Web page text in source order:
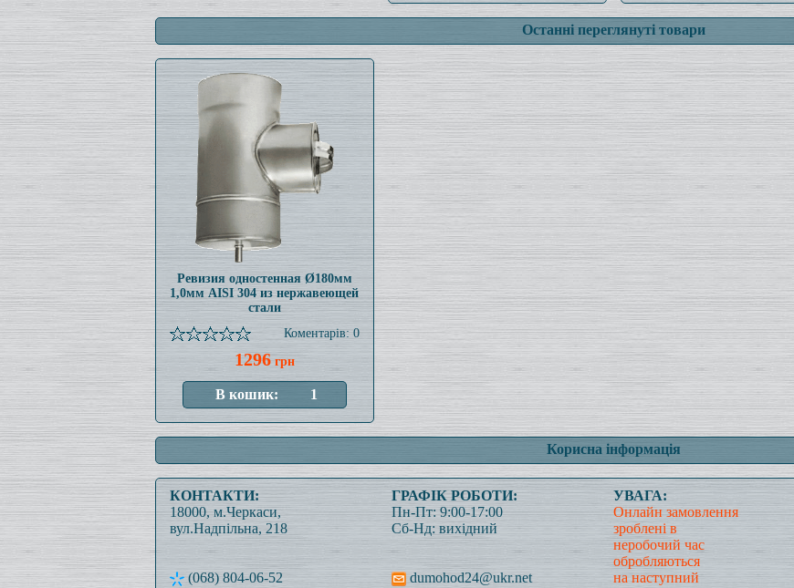
Останні переглянуті товари
Ревизия одностенная Ø180мм
1,0мм AISI 304 из нержавеющей
стали
Коментарів: 0
1296грн
Корисна інформація
КОНТАКТИ:
18000, м.Черкаси,
вул.Надпільна, 218
(068) 804-06-52
ГРАФІК РОБОТИ:
Пн-Пт: 9:00-17:00
Сб-Нд: вихідний
dumohod24@ukr.net
УВАГА:
Онлайн замовлення
зроблені в
неробочий час
обробляються
на наступний